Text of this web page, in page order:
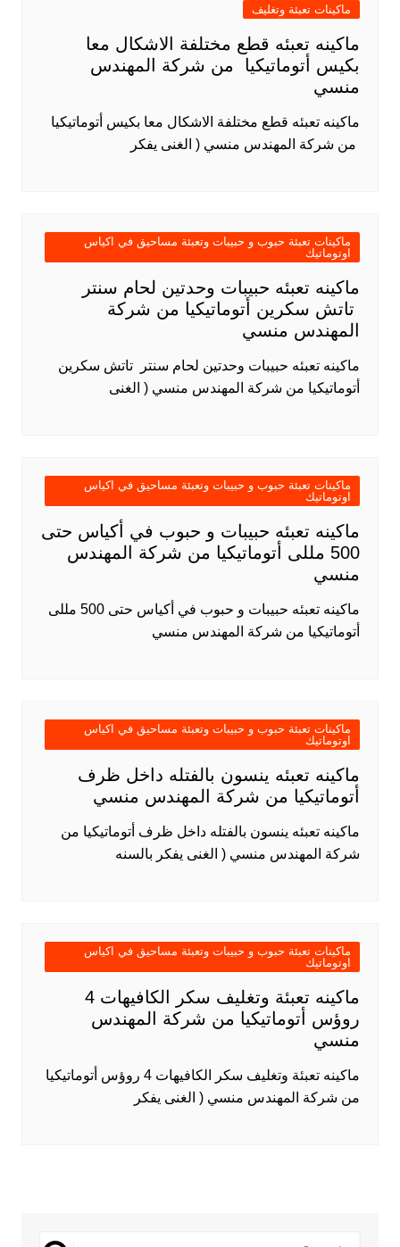
ماكينات تعبئة وتغليف
ماكينه تعبئه قطع مختلفة الاشكال معا
بكيس أتوماتيكيا من شركة المهندس
منسي
ماكينه تعبئه قطع مختلفة الاشكال معا بكيس أتوماتيكيا
من شركة المهندس منسي ( الغنى يفكر
ماكينات تعبئة حبوب و حبيبات وتعبئة مساحيق في اكياس
اوتوماتيك
ماكينه تعبئه حبيبات وحدتين لحام سنتر
تاتش سكرين أتوماتيكيا من شركة
المهندس منسي
ماكينه تعبئه حبيبات وحدتين لحام سنتر تاتش سكرين
أتوماتيكيا من شركة المهندس منسي ( الغنى
ماكينات تعبئة حبوب و حبيبات وتعبئة مساحيق في اكياس
اوتوماتيك
ماكينه تعبئه حبيبات و حبوب في أكياس حتى
500 مللى أتوماتيكيا من شركة المهندس
منسي
ماكينه تعبئه حبيبات و حبوب في أكياس حتى 500 مللى
أتوماتيكيا من شركة المهندس منسي
ماكينات تعبئة حبوب و حبيبات وتعبئة مساحيق في اكياس
اوتوماتيك
ماكينه تعبئه ينسون بالفتله داخل ظرف
أتوماتيكيا من شركة المهندس منسي
ماكينه تعبئه ينسون بالفتله داخل ظرف أتوماتيكيا من
شركة المهندس منسي ( الغنى يفكر بالسنه
ماكينات تعبئة حبوب و حبيبات وتعبئة مساحيق في اكياس
اوتوماتيك
ماكينه تعبئة وتغليف سكر الكافيهات 4
روؤس أتوماتيكيا من شركة المهندس
منسي
ماكينه تعبئة وتغليف سكر الكافيهات 4 روؤس أتوماتيكيا
من شركة المهندس منسي ( الغنى يفكر